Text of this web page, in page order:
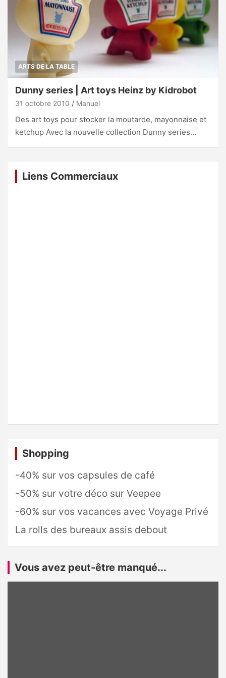
ARTS DE LA TABLE
Dunny series | Art toys Heinz by Kidrobot
31 octobre 2010 Manuel
Des art toys pour stocker la moutarde, mayonnaise et
ketchup Avec la nouvelle collection Dunny series…
Liens Commerciaux
Shopping
-40% sur vos capsules de café
-50% sur votre déco sur Veepee
-60% sur vos vacances avec Voyage Privé
La rolls des bureaux assis debout
Vous avez peut-être manqué...